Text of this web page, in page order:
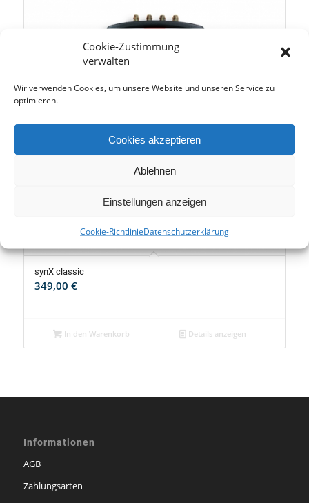
Cookie-Zustimmung
verwalten
Wir verwenden Cookies, um unsere Website und unseren Service zu
optimieren.
Cookies akzeptieren
Ablehnen
Einstellungen anzeigen
Cookie-RichtlinieDatenschutzerklärung
synX classic
349,00 €
In den Warenkorb Details anzeigen
Informationen
AGB
Zahlungsarten